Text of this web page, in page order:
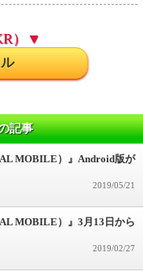
）▼
記事
MOBILE）』Android版が
2019/05/21
MOBILE）』3月13日から
2019/02/27